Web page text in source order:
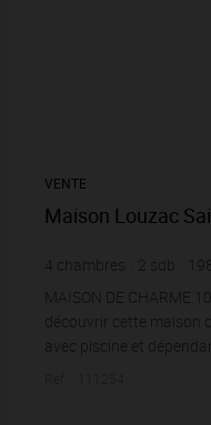
VENTE
Maison Louzac
4 chambres 2 sdb 198
300 m² de terrain 1
MAISON DE CHARME
découvrir cette maison
avec piscine et